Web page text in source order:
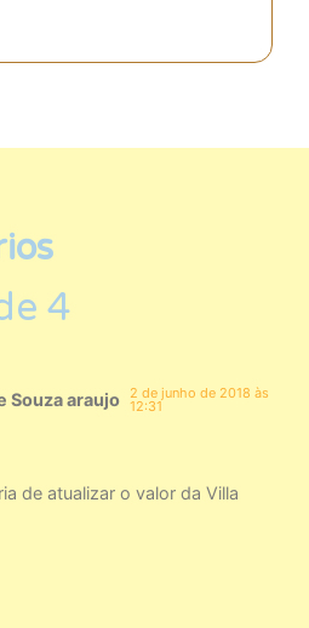
4
Souza araujo
2 de junho de 2018 às
12:31
de atualizar o valor da Villa